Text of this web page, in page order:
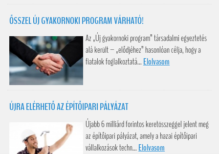
ŐSSZEL ÚJ GYAKORNOKI PROGRAM VÁRHATÓ!
Az „Új gyakornoki program” társadalmi egyeztetés
alá került – „elődjéhez” hasonlóan célja, hogy a
fiatalok foglalkoztatá... Elolvasom
ÚJRA ELÉRHETŐ AZ ÉPÍTŐIPARI PÁLYÁZAT
Újabb 6 milliárd forintos keretösszeggel jelent meg
az építőipari pályázat, amely a hazai építőipari
vállalkozások techn... Elolvasom